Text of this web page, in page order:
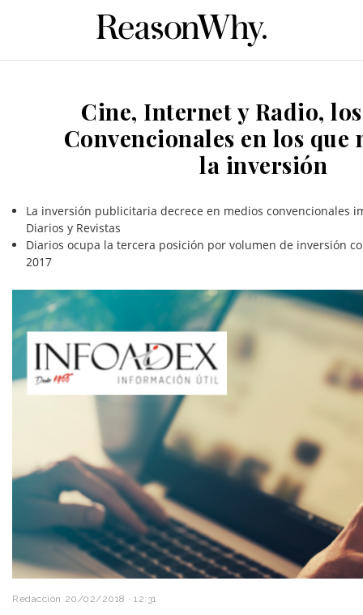
Cine, Internet y Radio,
Convencionales en los que
la inversión
La inversión publicitaria decrece en medios convencionales
Diarios y Revistas
Diarios ocupa la tercera posición por volumen de inversión
2017
Redacción 20/02/2018 · 12:31